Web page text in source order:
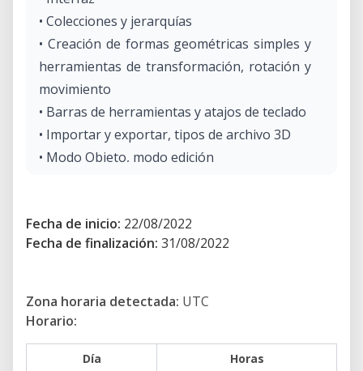
• Colecciones y jerarquías
• Creación de formas geométricas simples y
herramientas de transformación, rotación y
movimiento
• Barras de herramientas y atajos de teclado
• Importar y exportar, tipos de archivo 3D
• Modo Objeto, modo edición
• Modificadores
• Booleanos
• Modelado Orgánico
• Métodos y flujos de trabajo
• Introducción a la iluminación
Fecha de inicio: 22/08/2022
Fecha de finalización: 31/08/2022
Zona horaria detectada: UTC
Horario:
Día
Horas